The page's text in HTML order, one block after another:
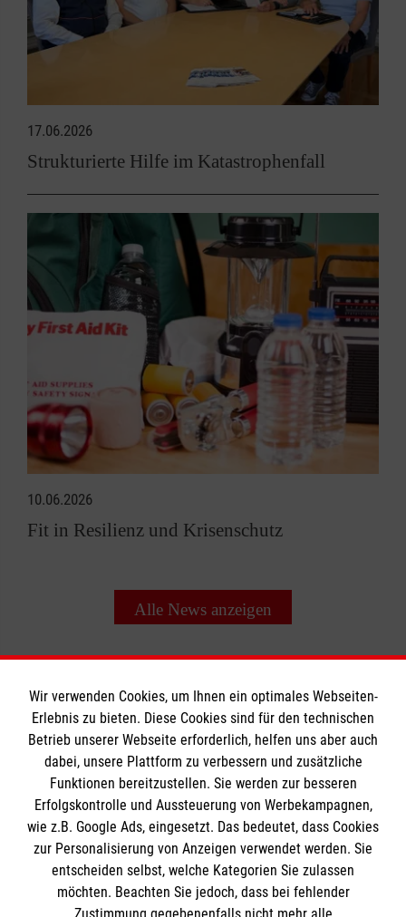
17.06.2026
Strukturierte Hilfe im Katastrophenfall
10.06.2026
Fit in Resilienz und Krisenschutz
Alle News anzeigen
Informationen
Impressum
Datenschutz
Barrierefreiheit
Kontakt
Die Malteser
Malteser in Deutschland
Wir verwenden Cookies, um Ihnen ein optimales Webseiten-
Erlebnis zu bieten. Diese Cookies sind für den technischen
Betrieb unserer Webseite erforderlich, helfen uns aber auch
dabei, unsere Plattform zu verbessern und zusätzliche
Funktionen bereitzustellen. Sie werden zur besseren
Erfolgskontrolle und Aussteuerung von Werbekampagnen,
wie z.B. Google Ads, eingesetzt. Das bedeutet, dass Cookies
zur Personalisierung von Anzeigen verwendet werden. Sie
entscheiden selbst, welche Kategorien Sie zulassen
möchten. Beachten Sie jedoch, dass bei fehlender